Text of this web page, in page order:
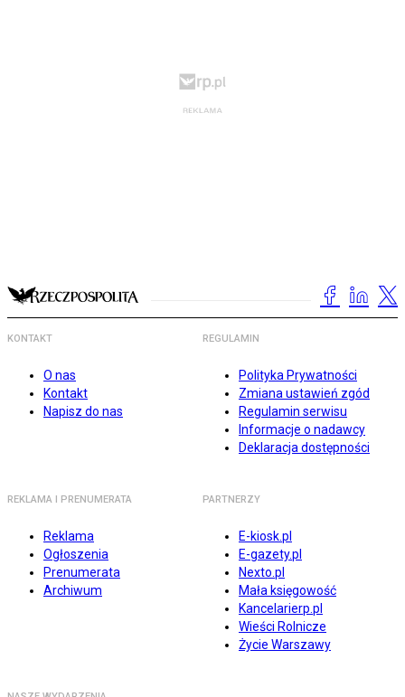
KONTAKT
O nas
Kontakt
Napisz do nas
REGULAMIN
Polityka Prywatności
Zmiana ustawień zgód
Regulamin serwisu
Informacje o nadawcy
Deklaracja dostępności
REKLAMA I PRENUMERATA
Reklama
Ogłoszenia
Prenumerata
Archiwum
PARTNERZY
E-kiosk.pl
E-gazety.pl
Nexto.pl
Mała księgowość
Kancelarierp.pl
Wieści Rolnicze
Życie Warszawy